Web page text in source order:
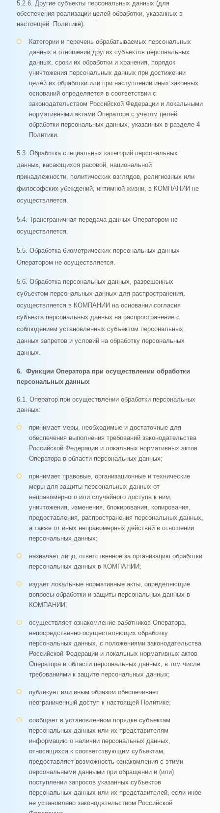
5.2.6. Другие субъекты персональных данных (для
обеспечения реализации целей обработки, указанных в
настоящей Политике).
Категории и перечень обрабатываемых персональных
данных в отношении других субъектов персональных
данных, сроки их обработки и хранения, порядок
уничтожения персональных данных при достижении
целей их обработки или при наступлении иных законных
оснований определяется в соответствии с
законодательством Российской Федерации и локальными
нормативными актами Оператора с учетом целей
обработки персональных данных, указанных в разделе 4
Политики.
5.3. Обработка специальных категорий персональных
данных, касающихся расовой, национальной
принадлежности, политических взглядов, религиозных или
философских убеждений, интимной жизни, в КОМПАНИИ не
осуществляется.
5.4. Трансграничная передача данных Оператором не
осуществляется.
5.5. Обработка биометрических персональных данных
Оператором не осуществляется.
5.6. Обработка персональных данных, разрешенных
субъектом персональных данных для распространения,
осуществляется в КОМПАНИИ на основании согласия
субъекта персональных данных на распространение с
соблюдением установленных субъектом персональных
данных запретов и условий на обработку персональных
данных.
6. Функции Оператора при осуществлении обработки
персональных данных
6.1. Оператор при осуществлении обработки персональных
данных:
принимает меры, необходимые и достаточные для
обеспечения выполнения требований законодательства
Российской Федерации и локальных нормативных актов
Оператора в области персональных данных;
принимает правовые, организационные и технические
меры для защиты персональных данных от
неправомерного или случайного доступа к ним,
уничтожения, изменения, блокирования, копирования,
предоставления, распространения персональных данных,
а также от иных неправомерных действий в отношении
персональных данных;
назначает лицо, ответственное за организацию обработки
персональных данных в КОМПАНИИ;
издает локальные нормативные акты, определяющие
вопросы обработки и защиты персональных данных в
КОМПАНИИ;
осуществляет ознакомление работников Оператора,
непосредственно осуществляющих обработку
персональных данных, с положениями законодательства
Российской Федерации и локальных нормативных актов
Оператора в области персональных данных, в том числе
требованиями к защите персональных данных;
публикует или иным образом обеспечивает
неограниченный доступ к настоящей Политике;
сообщает в установленном порядке субъектам
персональных данных или их представителям
информацию о наличии персональных данных,
относящихся к соответствующим субъектам,
предоставляет возможность ознакомления с этими
персональными данными при обращении и (или)
поступлении запросов указанных субъектов
персональных данных или их представителей, если иное
не установлено законодательством Российской